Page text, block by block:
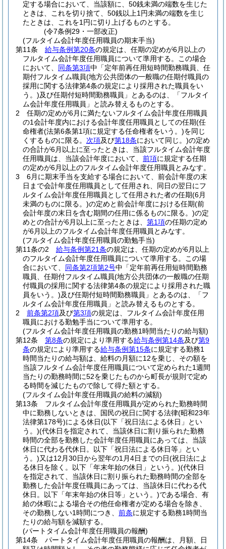
定する場合において、当該額に、50銭未満の端数を生じた
ときは、これを切り捨て、50銭以上1円未満の端数を生じ
たときは、これを1円に切り上げるものとする。
(令7条例29・一部改正)
(フルタイム会計年度任用職員の期末手当)
第11条
給与条例第20条の規定は、任期の定めが6月以上の
フルタイム会計年度任用職員について準用する。
この場合
において、 同条第3項中「定年前再任用短時間勤務職員、任
期付フルタイム職員(地方公共団体の一般職の任期付職員の
採用に関する法律第4条の規定により採用された職員をい
う。)及び任期付短時間勤務職員」とあるのは、「フルタイ
ム会計年度任用職員」と読み替えるものとする。
2
任期の定めが6月に満たないフルタイム会計年度任用職員
の1会計年度内における会計年度任用職員としての任期(任
命権者(法第6条第1項に規定する任命権者をいう。)を同じ
くするものに限る。 次項及び第18条において同じ。)の定め
の合計が6月以上に至ったときは、当該フルタイム会計年度
任用職員は、当該会計年度において、 前項に規定する任期
の定めが6月以上のフルタイム会計年度任用職員とみなす。
3
6月に期末手当を支給する場合において、前会計年度の末
日まで会計年度任用職員として任用され、同日の翌日にフ
ルタイム会計年度任用職員として任用された者の任期(6月
未満のものに限る。)の定めと前会計年度における任期(前
会計年度の末日を含む期間の任用に係るものに限る。)の定
めとの合計が6月以上に至ったときは、 第1項の任期の定め
が6月以上のフルタイム会計年度任用職員とみなす。
(フルタイム会計年度任用職員の勤勉手当)
第11条の2
給与条例第21条の規定は、任期の定めが6月以上
のフルタイム会計年度任用職員について準用する。
この場
合において、 同条第2項第2号中「定年前再任用短時間勤務
職員、任期付フルタイム職員(地方公共団体の一般職の任期
付職員の採用に関する法律第4条の規定により採用された職
員をいう。)及び任期付短時間勤務職員」とあるのは、「フ
ルタイム会計年度任用職員」と読み替えるものとする。
2
前条第2項及び第3項の規定は、フルタイム会計年度任用
職員における勤勉手当について準用する。
(フルタイム会計年度任用職員の勤務1時間当たりの給与額)
第12条
第8条の規定により準用する給与条例第14条及び第9
条の規定により準用する給与条例第15条に規定する勤務1
時間当たりの給与額は、給料の月額に12を乗じ、その額を
当該フルタイム会計年度任用職員について定められた1週間
当たりの勤務時間に52を乗じたものから町長が規則で定め
る時間を減じたもので除して得た額とする。
(フルタイム会計年度任用職員の給料の減額)
第13条
フルタイム会計年度任用職員が定められた勤務時間
中に勤務しないときは、国民の祝日に関する法律(昭和23年
法律第178号)による休日(以下「祝日法による休日」とい
う。)(代休日を指定されて、当該休日に割り振られた勤務
時間の全部を勤務した会計年度任用職員にあっては、当該
休日に代わる代休日。以下「祝日法による休日等」とい
う。)又は12月30日から翌年の1月4日までの日(祝日法によ
る休日を除く。以下「年末年始の休日」という。)(代休日
を指定されて、当該休日に割り振られた勤務時間の全部を
勤務した会計年度任職員にあっては、当該休日に代わる代
休日。以下「年末年始の休日等」という。)である場合、有
給の休暇による場合その他任命権者が定める場合を除き、
その勤務しない1時間につき、 前条に規定する勤務1時間当
たりの給与額を減額する。
(パートタイム会計年度任用職員の報酬)
第14条
パートタイム会計年度任用職員の報酬は、月額、日